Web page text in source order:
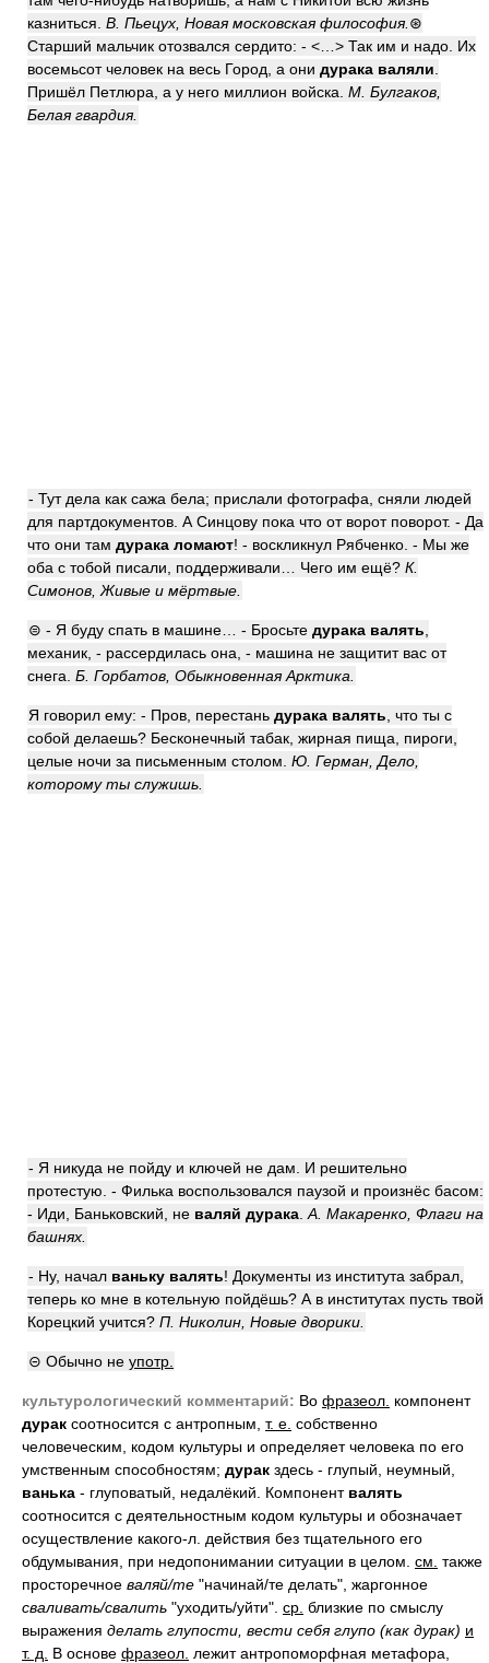
казниться. В. Пьецух, Новая московская философия. ⊛
Старший мальчик отозвался сердито: - <…> Так им и надо. Их
восемьсот человек на весь Город, а они дурака валяли
Пришёл Петлюра, а у него миллион войска. М. Булгаков,
Белая гвардия.
- Тут дела как сажа бела; прислали фотографа, сняли людей
для партдокументов. А Синцову пока что от ворот поворот. - Да
что они там дурака ломают! - воскликнул Рябченко. - Мы же
оба с тобой писали, поддерживали… Чего им ещё? К.
Симонов, Живые и мёртвые.
⊜ - Я буду спать в машине… - Бросьте дурака валять
механик, - рассердилась она, - машина не защитит вас от
снега. Б. Горбатов, Обыкновенная Арктика.
Я говорил ему: - Пров, перестань дурака валять , что ты с
собой делаешь? Бесконечный табак, жирная пища, пироги,
целые ночи за письменным столом. Ю. Герман, Дело,
которому ты служишь.
- Я никуда не пойду и ключей не дам. И решительно
протестую. - Филька воспользовался паузой и произнёс басом:
- Иди, Баньковский, не валяй дурака А. Макаренко, Флаги на
башнях.
- Ну, начал ваньку валять! Документы из института забрал,
теперь ко мне в котельную пойдёшь? А в институтах пусть твой
Корецкий учится? П. Николин, Новые дворики.
⊝ Обычно не употр.
культурологический комментарий: Во фразеол. компонент
дурак соотносится с антропным, т. е. собственно
человеческим, кодом культуры и определяет человека по его
умственным способностям; дурак здесь - глупый, неумный,
ванька - глуповатый, недалёкий. Компонент валять
соотносится с деятельностным кодом культуры и обозначает
осуществление какого-л. действия без тщательного его
обдумывания, при недопонимании ситуации в целом. см. также
просторечное валяй/те "начинай/те делать", жаргонное
сваливать/свалить "уходить/уйти". ср. близкие по смыслу
выражения делать глупости, вести себя глупо (как дурак) и
т. д.
В основе фразеол. лежит антропоморфная метафора,